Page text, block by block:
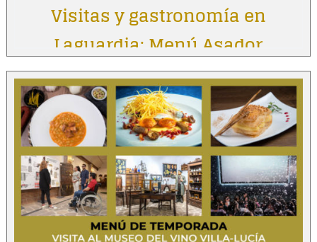
Visitas y gastronomía en
Laguardia: Menú Asador
Vintage